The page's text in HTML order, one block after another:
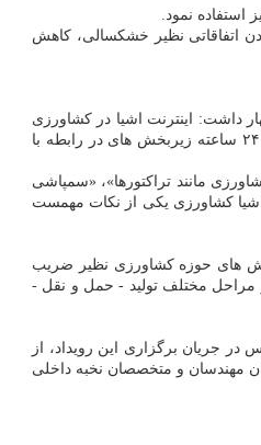
استفاده نمود.
اتفاقاتی نظیر خشکسالی، کاهش
داشت: اینترنت اشیا در کشاورزی
فناوری نوظهوری است که با بکارگیری سنسورها نظیر حسگر نور، حسگر سنجش رطوبت هوا، حسگر سنجش رطوبت خاک، حسگر دما و مواردی از این دست، مبادرت به پایش برخط و ۲۴ ساعته زیربخش های در رابطه با
مانند تراکتورها»، «سمپاشی
اشیا در کشاورزی نام برد و اظهار داشت: مانیتورینگ ۲۴ ساعته بلادرنگ در اینترنت اشیا کشاورزی یکی از نکات مهمست
های حوزه کشاورزی نظیر ضریب
مراحل مختلف تولید - حمل و نقل -
جریان برگزاری این رویداد، از
مهندسان و متخصصان نخبه داخلی